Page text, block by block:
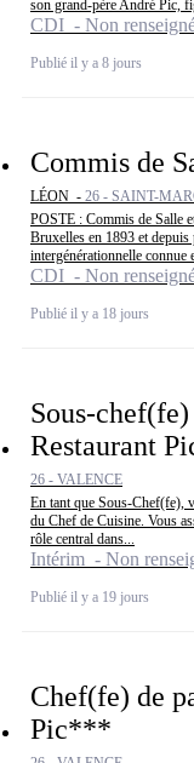
son grand-père André Pic,
CDI - Non
Publié il y a 8 jours
Commis de
LÉON - 26 - SAINT-
POSTE : Commis de Salle
Bruxelles en 1893 et depuis
intergénérationnelle connue
CDI - Non
Publié il y a 18 jours
Sous-
Restaurant
26 - VALENCE
En tant que Sous-Chef(fe),
du Chef de Cuisine. Vous
rôle central dans...
Intérim - Non
Publié il y a 19 jours
Chef(fe) de
Pic***